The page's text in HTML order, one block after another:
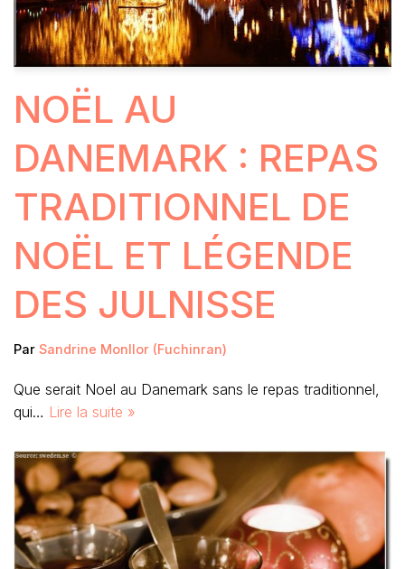
NOËL AU
DANEMARK : REPAS
TRADITIONNEL DE
NOËL ET LÉGENDE
DES JULNISSE
Par Sandrine Monllor (Fuchinran)
Que serait Noel au Danemark sans le repas traditionnel,
qui… Lire la suite »